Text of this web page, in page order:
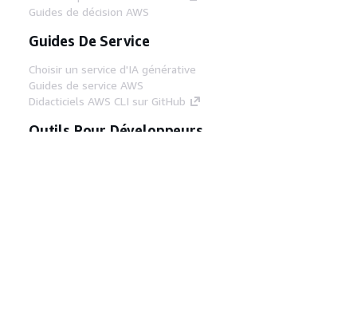
Guides de décision AWS
Guides De Service
Choisir un service d'IA générative
Guides de service AWS
Didacticiels AWS CLI sur GitHub
Outils Pour Développeurs